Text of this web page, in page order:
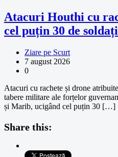
Atacuri Houthi cu
cel puțin 30 de soldați
Ziare pe Scurt
7 august 2026
0
Atacuri cu rachete și drone
tabere militare ale forțelor
și Marib, ucigând cel puțin 30 […]
Share this: